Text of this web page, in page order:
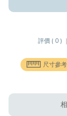
評價 ( 0 ) ｜
尺寸參考